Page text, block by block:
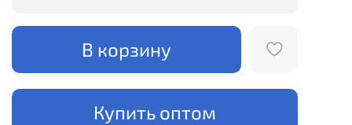
В корзину
Купить оптом